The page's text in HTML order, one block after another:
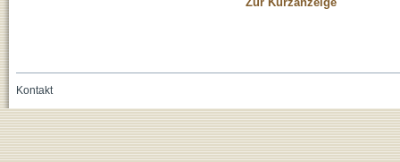
Kontakt